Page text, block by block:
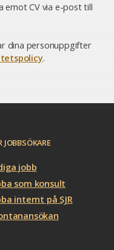
emot CV via e-post till
dina personuppgifter
.
JOBBSÖKARE
jobb
som konsult
internt på SJR